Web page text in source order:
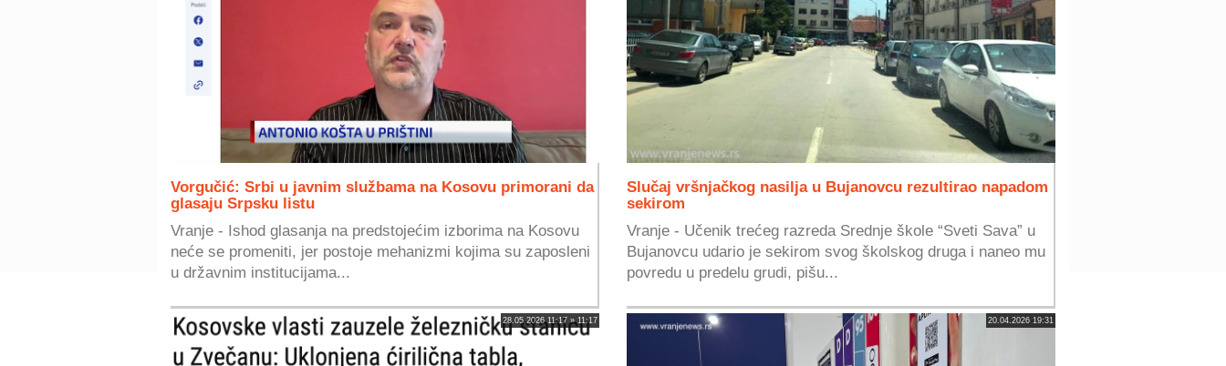
Vorgučić: Srbi u javnim službama na Kosovu primorani da
glasaju Srpsku listu
Vranje - Ishod glasanja na predstojećim izborima na Kosovu
neće se promeniti, jer postoje mehanizmi kojima su zaposleni
u državnim institucijama...
Slučaj vršnjačkog nasilja u Bujanovcu rezultirao napadom
sekirom
Vranje - Učenik trećeg razreda Srednje škole “Sveti Sava” u
Bujanovcu udario je sekirom svog školskog druga i naneo mu
povredu u predelu grudi, pišu...
28.05.2026 11:17 » 11:17 20.04.2026 19:31